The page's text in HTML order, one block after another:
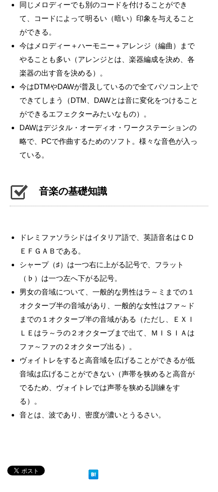
同じメロディーでも別のコードを付けることができ
て、コードによって明るい（暗い）印象を与えること
ができる。
今はメロディー＋ハーモニー＋アレンジ（編曲）まで
やることも多い（アレンジとは、楽器編成を決め、各
楽器の出す音を決める）。
今はDTMやDAWが普及しているので全てパソコン上で
できてしまう（DTM、DAWとは音に変化をつけること
ができるエフェクターみたいなもの）。
DAWはデジタル・オーディオ・ワークステーションの
略で、PCで作曲するためのソフト。様々な音色が入っ
ている。
音楽の基礎知識
ドレミファソラシドはイタリア語で、英語音名はＣＤ
ＥＦＧＡＢである。
シャープ（♯）は一つ右に上がる記号で、フラット
（♭）は一つ左へ下がる記号。
男女の音域について、一般的な男性はラ～ミまでの１
オクターブ半の音域があり、一般的な女性はファ～ド
までの１オクターブ半の音域がある（ただし、ＥＸＩ
ＬＥはラ～ラの２オクターブまで出て、ＭＩＳＩＡは
ファ～ファの２オクターブ出る）。
ヴォイトレをすると高音域を広げることができるが低
音域は広げることができない（声帯を狭めると高音が
でるため、ヴォイトレでは声帯を狭める訓練をす
る）。
音とは、波であり、密度が濃いとうるさい。